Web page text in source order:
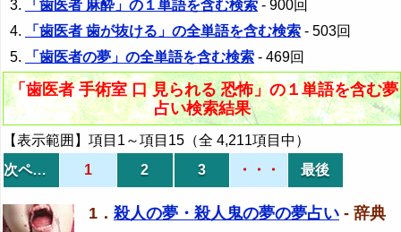
「歯医者 麻酔」の１単語を含む検索 - 900回
「歯医者 歯が抜ける」の全単語を含む検索 - 503回
「歯医者の夢」の全単語を含む検索 - 469回
「歯医者 手術室 口 見られる 恐怖」の１単語を含む夢
占い検索結果
【表示範囲】項目1～項目15（全 4,211項目中）
次ページ
1 2 3 ・・・ 最後
1． 殺人の夢・殺人鬼の夢の夢占い - 辞典